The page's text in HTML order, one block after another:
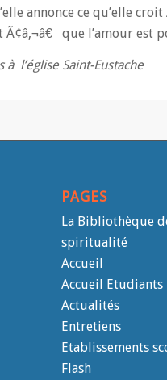
annonce ce qu’elle
Ã¢â‚¬â€ que l’amour est
l’église Saint-Eustache
PAGES
La Bibliothèque
spiritualité
Accueil
Accueil Etudiants
Actualités
Entretiens
Etablissements
Flash